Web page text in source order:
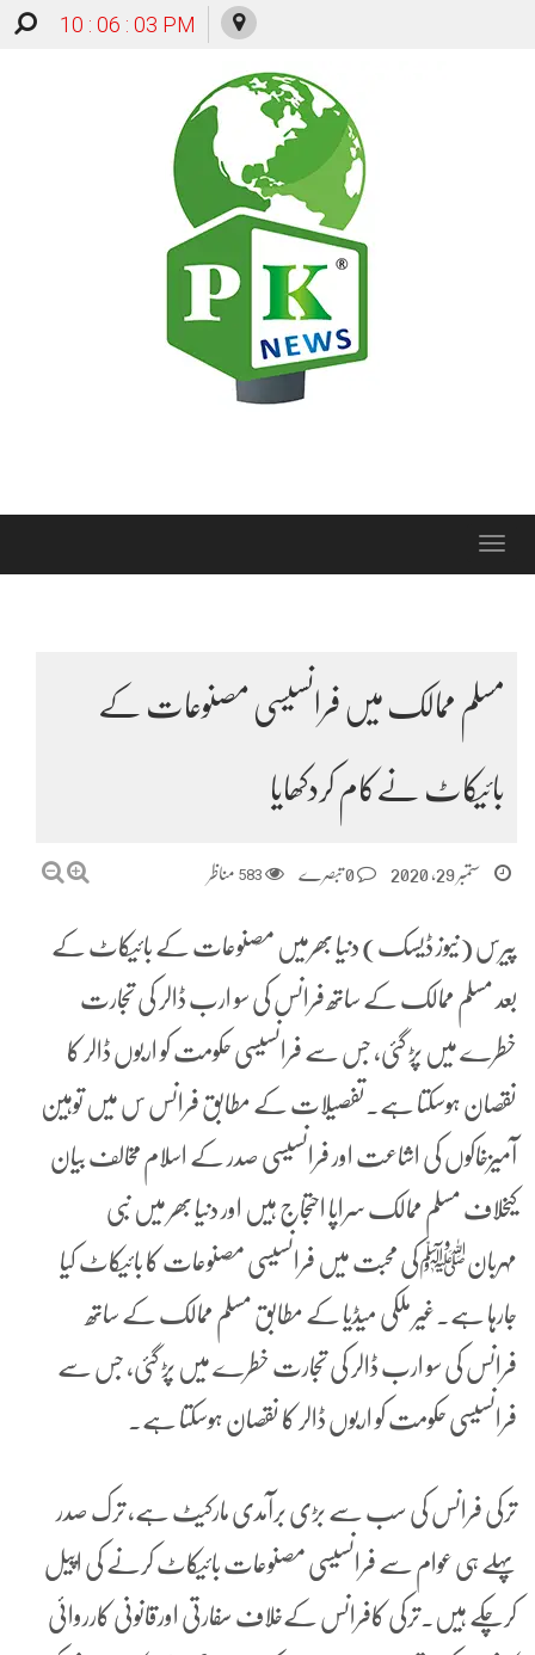
10 : 06 : 03 PM
Toggle
مسلم ممالک میں فرانسیسی مصنوعات کے
بائیکاٹ نےکام کردکھایا
ستمبر 29, 2020 583 مناظر
پیرس (نیوز ڈیسک) دنیا بھرمیں مصنوعات کے بائیکاٹ کے
بعد مسلم ممالک کے ساتھ فرانس کی سو ارب ڈالر کی تجارت
خطرے میں پڑ گئی، جس سے فرانسیسی حکومت کو اربوں ڈالر کا
نقصان ہوسکتا ہے۔تفصیلات کے مطابق فرانس س میں توہین
آمیزخاکوں کی اشاعت اور فرانسیسی صدر کے اسلام مخالف بیان
کیخلاف مسلم ممالک سراپا احتجاج ہیں اور دنیا بھر میں نبی
مہربانﷺکی محبت میں فرانسیسی مصنوعات کا بائیکاٹ کیا
جارہا ہے۔غیر ملکی میڈیا کے مطابق مسلم ممالک کے ساتھ
فرانس کی سو ارب ڈالر کی تجارت خطرے میں پڑ گئی، جس سے
فرانسیسی حکومت کو اربوں ڈالر کا نقصان ہوسکتا ہے۔
ترکی فرانس کی سب سے بڑی برآمدی مارکیٹ ہے، ترک صدر
پہلے ہی عوام سے فرانسیسی مصنوعات بائیکاٹ کرنے کی اپیل
کرچکے ہیں۔ترکی کافرانس کےخلاف سفارتی اورقانونی کارروائی